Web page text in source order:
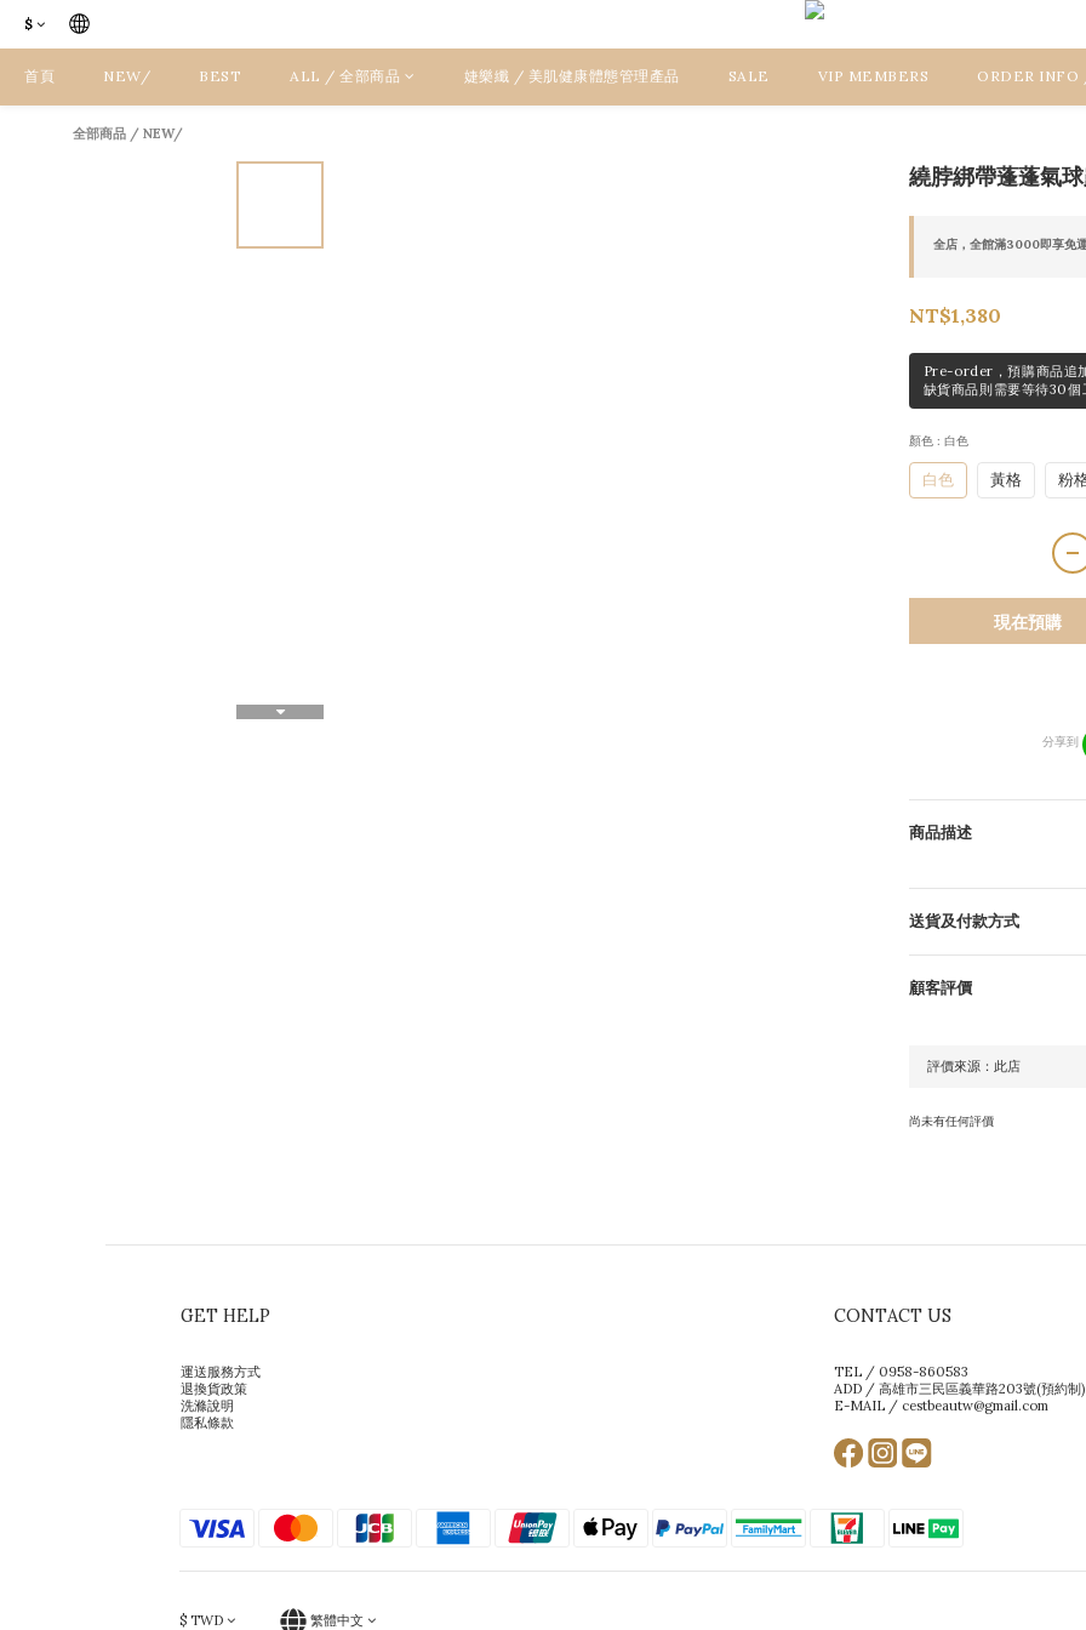
$
首頁 NEW/ BEST ALL / 全部商品 婕樂纖 / 美肌健康體態管理產品 SALE VIP MEMBERS ORDER INFO
全部商品 / NEW/
繞脖綁帶蓬蓬氣
全店，全館滿3000即享免
NT$1,380
Pre-order，預購商品追
缺貨商品則需要等待30個
顏色 : 白色
白色 黃格 粉
現在預購
分享到
商品描述
送貨及付款方式
顧客評價
尚未有任何評價
GET HELP
運送服務方式
退換貨政策
洗滌說明
隱私條款
CONTACT US
TEL / 0958-860583
ADD / 高雄市三民區義華路203號(預約制)
E-MAIL / cestbeautw@gmail.com
$ TWD 繁體中文